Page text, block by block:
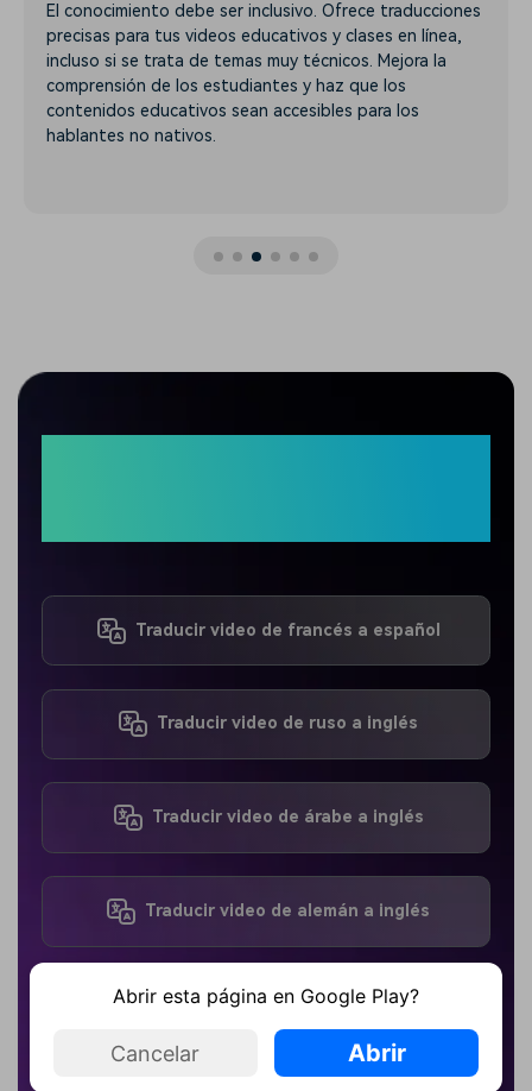
El conocimiento debe ser inclusivo. Ofrece traducciones
precisas para tus videos educativos y clases en línea,
incluso si se trata de temas muy técnicos. Mejora la
comprensión de los estudiantes y haz que los
contenidos educativos sean accesibles para los
hablantes no nativos.
Traducir video de francés a español
Traducir video de ruso a inglés
Traducir video de árabe a inglés
Traducir video de alemán a inglés
Traducir cualquier video a español
Abrir esta página en Google Play?
Cancelar Abrir